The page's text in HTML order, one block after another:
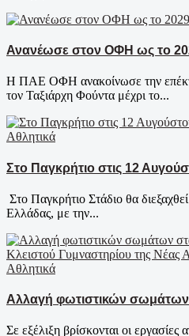
Ανανέωσε στον ΟΦΗ ως το
Η ΠΑΕ ΟΦΗ ανακοίνωσε την
τον Ταξιάρχη Φούντα μέχρι το...
Αθλητικά
Στο Παγκρήτιο στις 12
Στο Παγκρήτιο Στάδιο θα
Ελλάδας, με την...
Αθλητικά
Αλλαγή φωτιστικών
Σε εξέλιξη βρίσκονται οι